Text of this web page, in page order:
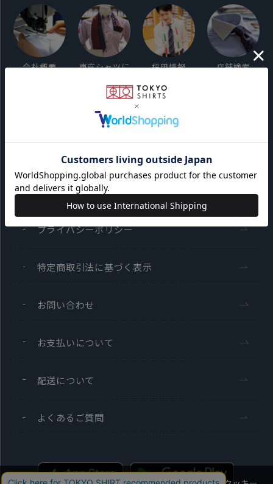
会社概要
東京シャツに
採用情報 店舗検索
ご利用ガイド
サイト利用規約
会員利用規約
プライバシーポリシー
特定商取引法に基づく表示
お問い合わせ
お支払いについて
配送について
よくあるご質問